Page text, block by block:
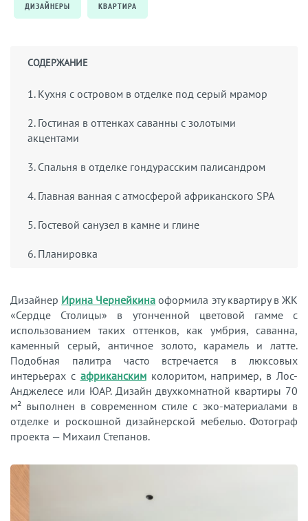
ДИЗАЙНЕРЫ КВАРТИРА
СОДЕРЖАНИЕ
1. Кухня с островом в отделке под серый мрамор
2. Гостиная в оттенках саванны с золотыми
акцентами
3. Спальня в отделке гондурасским палисандром
4. Главная ванная с атмосферой африканского SPA
5. Гостевой санузел в камне и глине
6. Планировка
Дизайнер Ирина Чернейкина оформила эту квартиру в ЖК
«Сердце Столицы» в утонченной цветовой гамме с
использованием таких оттенков, как умбрия, саванна,
каменный серый, античное золото, карамель и латте.
Подобная палитра часто встречается в люксовых
интерьерах с африканскимколоритом, например, в Лос-
Анджелесе или ЮАР. Дизайн двухкомнатной квартиры 70
м² выполнен в современном стиле с эко-материалами в
отделке и роскошной дизайнерской мебелью. Фотограф
проекта — Михаил Степанов.